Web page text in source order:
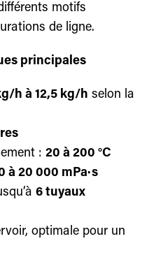
motifs
de ligne.
principales
h à 12,5 kg/h selon la
: 20 à 200 °C
à 20 000 mPa·s
6 tuyaux
optimale pour un